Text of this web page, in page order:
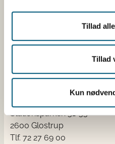
Tillad
Tillad
Kun
fødevarekæden fra jord til
dyresundhed og sikker,
officielle Kostråd og
Kontakt
Stationsparken 31-33
2600 Glostrup
Tlf. 72 2​​​7 69 00